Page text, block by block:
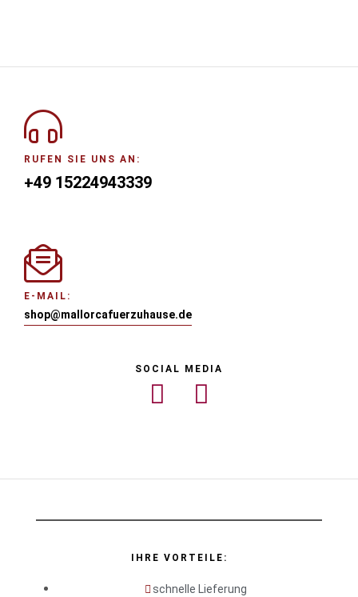
RUFEN SIE UNS AN:
+49 15224943339
E-MAIL:
shop@mallorcafuerzuhause.de
SOCIAL MEDIA
IHRE VORTEILE:
schnelle Lieferung